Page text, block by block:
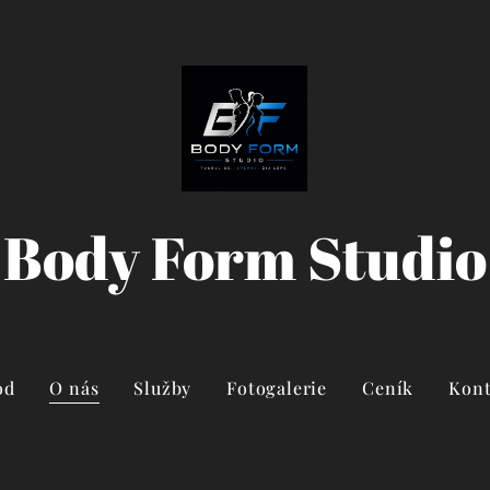
Body Form Studio
O nás Služby Fotogalerie Ceník